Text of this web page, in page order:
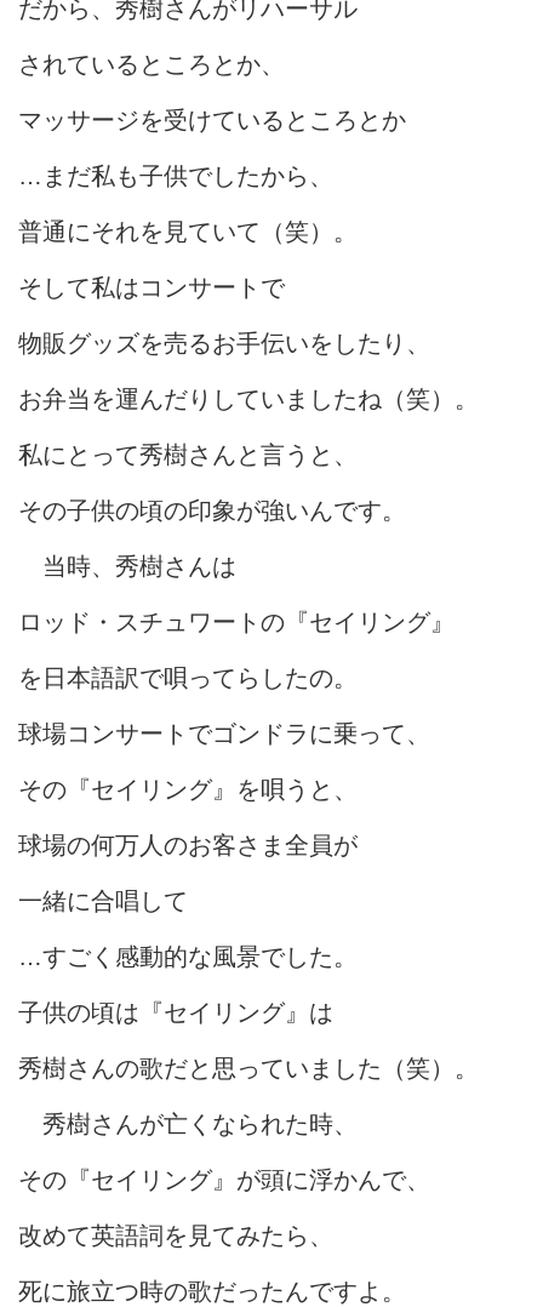
だから、秀樹さんがリハーサル
されているところとか、
マッサージを受けているところとか
…まだ私も子供でしたから、
普通にそれを見ていて（笑）。
そして私はコンサートで
物販グッズを売るお手伝いをしたり、
お弁当を運んだりしていましたね（笑）。
私にとって秀樹さんと言うと、
その子供の頃の印象が強いんです。
当時、秀樹さんは
ロッド・スチュワートの『セイリング』
を日本語訳で唄ってらしたの。
球場コンサートでゴンドラに乗って、
その『セイリング』を唄うと、
球場の何万人のお客さま全員が
一緒に合唱して
…すごく感動的な風景でした。
子供の頃は『セイリング』は
秀樹さんの歌だと思っていました（笑）。
秀樹さんが亡くなられた時、
その『セイリング』が頭に浮かんで、
改めて英語詞を見てみたら、
死に旅立つ時の歌だったんですよ。